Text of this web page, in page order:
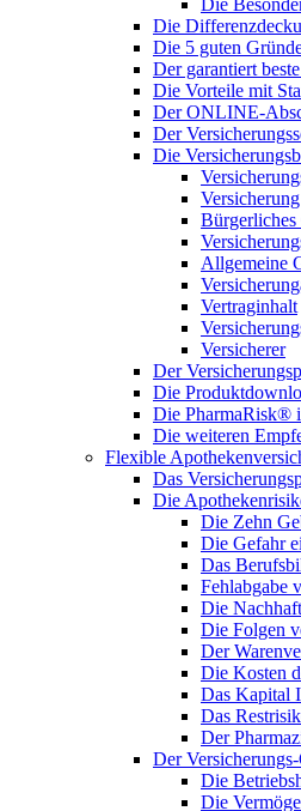
Die
Die
Die 5 guten
Der garantiert
Die Vorteile mit
Der ONLINE-
Der
Die
Versicherung
Bürgerliches
Allgemeine
Vertraginhalt
Versicherer
Der
Die
Die PharmaRisk®
Die weiteren
Flexible
Das
Die
Die Zehn
Die Gefahr
Das
Fehlabgabe
Die
Die Folgen
Der
Die Kosten
Das Kapital
Das
Der
Der
Die
Die